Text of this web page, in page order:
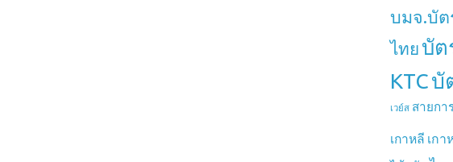
บมจ.บัต
ไทย บัต
KTCบั
เวย์ส สายกา
เกาหลี เกา